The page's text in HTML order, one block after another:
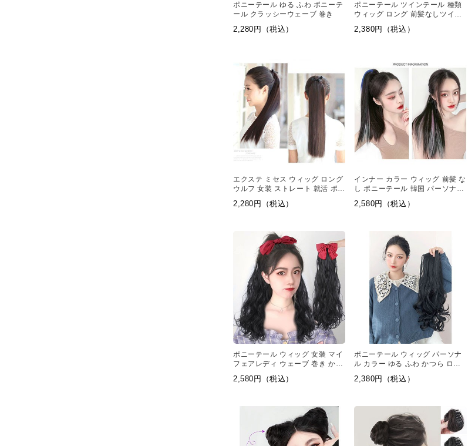
ポニーテール ゆる ふわ ポニーテ
ール クラッシーウェーブ 巻き
2,280円（税込）
ポニーテール ツインテール 種類
ウィッグ ロング 前髪なしツイン
2,380円（税込）
エクステ ミセス ウィッグ ロング
ウルフ 女装 ストレート 就活 ポニ
2,280円（税込）
インナー カラー ウィッグ 前髪 な
し ポニーテール 韓国 パーソナル
2,580円（税込）
ポニーテール ウィッグ 女装 マイ
フェアレディ ウェーブ 巻き かつ
2,580円（税込）
ポニーテール ウィッグ パーソナ
ル カラー ゆる ふわ かつら ロー
2,380円（税込）